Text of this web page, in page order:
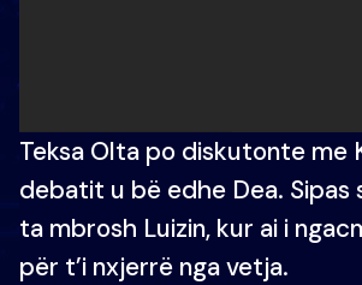
Teksa Olta po diskutonte me
debatit u bë edhe Dea. Sipas
ta mbrosh Luizin, kur ai i
për t’i nxjerrë nga vetja.